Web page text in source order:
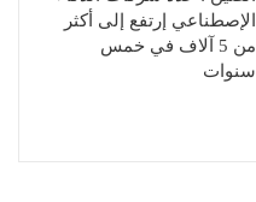
الإصطناعي إرتفع إلى أكثر
من 5 آلاف في خمس
سنوات